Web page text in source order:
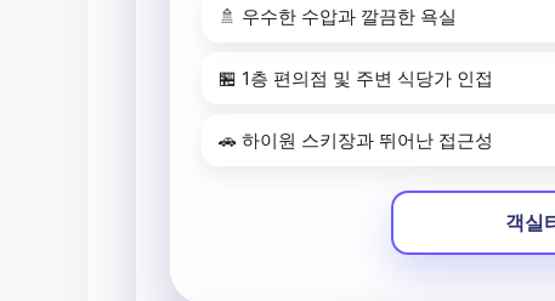
🚿 우수한 수압과 깔끔한 욕실
🏪 1층 편의점 및 주변 식당가 인접
🚗 하이원 스키장과 뛰어난 접근성
객실